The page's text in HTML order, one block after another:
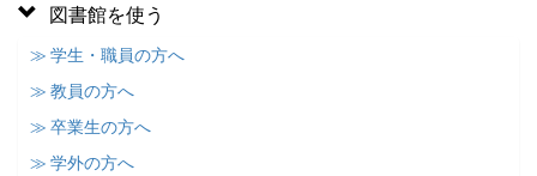
図書館を使う
≫ 学生・職員の方へ
≫ 教員の方へ
≫ 卒業生の方へ
≫ 学外の方へ